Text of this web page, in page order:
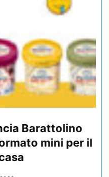
Barattolino
mini per il